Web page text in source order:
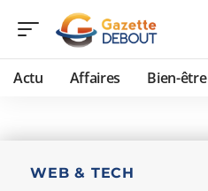
Actu Affaires Bien-être
WEB & TECH